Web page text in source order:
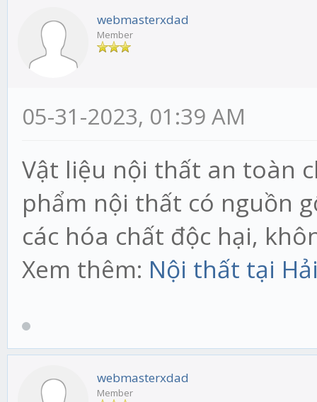
webmasterxdad
Member
05-31-2023, 01:39 AM
Vật liệu nội thất an toàn
phẩm nội thất có nguồn
các hóa chất độc hại,
Xem thêm: Nội thất tại
webmasterxdad
Member